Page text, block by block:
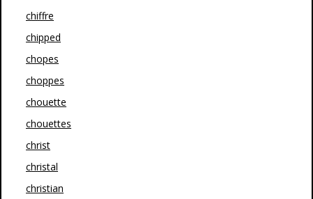
chiffre
chipped
chopes
choppes
chouette
chouettes
christ
christal
christian